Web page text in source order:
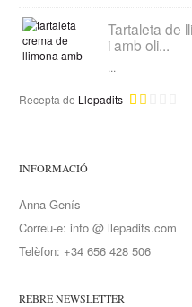
Tartaleta de
i amb oli...
...
Recepta de Llepadits |
INFORMACIÓ
Anna Genís
Correu-e: info @ llepadits.com
Telèfon: +34 656 428 506
REBRE NEWSLETTER